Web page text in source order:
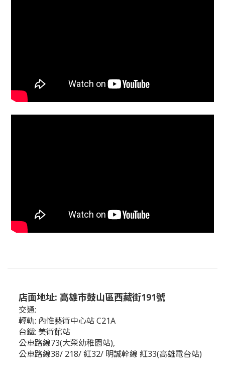
店面地址: 高雄市鼓山區西藏街191號
交通:
輕軌: 內惟藝術中心站 C21A
台鐵: 美術館站
公車路線73(大榮幼稚園站),
公車路線38/ 218/ 紅32/ 明誠幹線 紅33(高雄電台站)